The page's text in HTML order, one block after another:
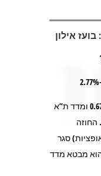
אילון
פער הארביטר’ג עומד על מינוס 0.67% ומדד ת”א
1720 בערך. החוזה
סגר
מבטא מדד